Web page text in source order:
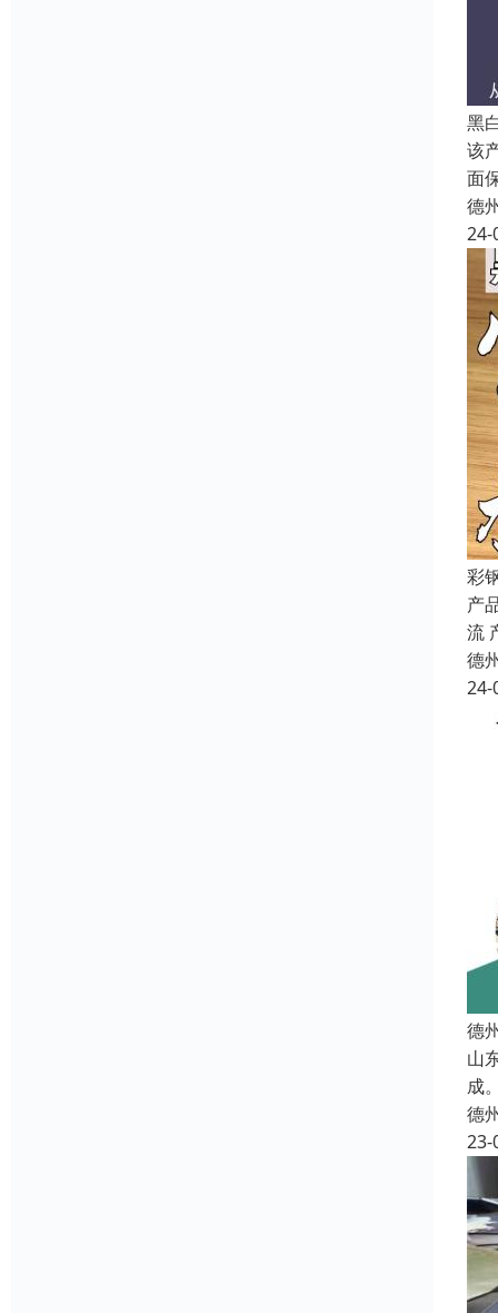
黑
该
面
德
24-
彩
产
流
德
24-
德
山
成
德
23-